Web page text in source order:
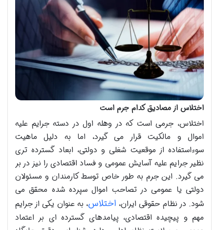
اختلاس از مصادیق کدام جرم است
اختلاس، جرمی است که در وهله اول در دسته جرایم علیه
اموال و مالکیت قرار می گیرد، اما به دلیل ماهیت
سوءاستفاده از موقعیت شغلی و دولتی، ابعاد گسترده تری
نظیر جرایم علیه آسایش عمومی و فساد اقتصادی را نیز در بر
می گیرد. این جرم به طور خاص توسط کارمندان و مسئولان
دولتی یا عمومی در تصاحب اموال سپرده شده محقق می
شود. در نظام حقوقی ایران، اختلاس، به عنوان یکی از جرایم
مهم و پیچیده اقتصادی، پیامدهای گسترده ای بر اعتماد